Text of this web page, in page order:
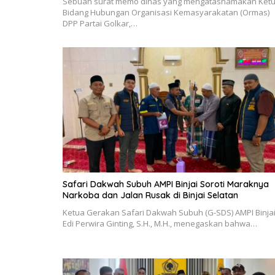
Bidang Hubungan Organisasi Kemasyarakatan (Ormas)
DPP Partai Golkar,…
Safari Dakwah Subuh AMPI Binjai Soroti Maraknya
Narkoba dan Jalan Rusak di Binjai Selatan
Ketua Gerakan Safari Dakwah Subuh (G-SDS) AMPI
Edi Perwira Ginting, S.H., M.H., menegaskan bahwa…